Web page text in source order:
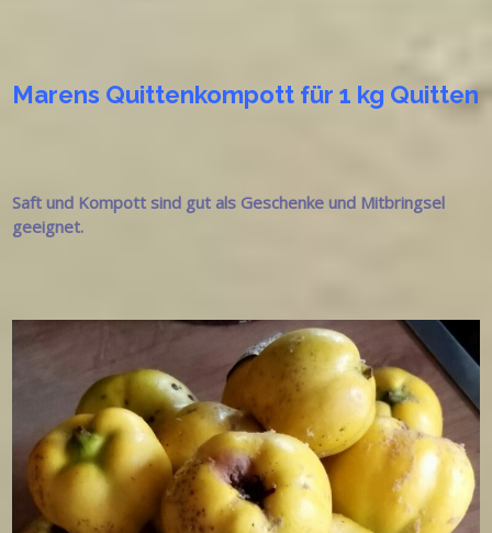
Marens Quittenkompott für 1 kg Quitten
Saft und Kompott sind gut als Geschenke und Mitbringsel
geeignet.